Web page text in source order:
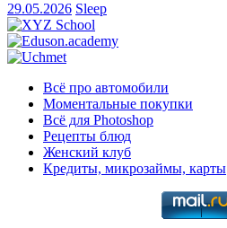
29.05.2026 Sleep
Всё про автомобили
Моментальные покупки
Всё для Photoshop
Рецепты блюд
Женский клуб
Кредиты, микрозаймы, карты